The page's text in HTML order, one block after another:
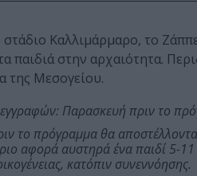
Καλλιμάρμαρο, το
παιδιά στην αρχαιότητα.
της Μεσογείου.
εγγραφών: Παρασκευή πριν το
το πρόγραμμα θα
αφορά αυστηρά ένα παιδί 5-
κατόπιν συνεννόησης.